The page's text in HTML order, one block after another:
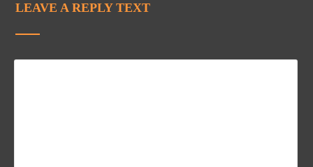
LEAVE A REPLY TEXT